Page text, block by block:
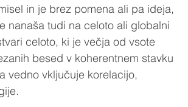
in je brez pomena ali pa ideja,
nanaša tudi na celoto ali globalni
celoto, ki je večja od vsote
besed v koherentnem stavku
vedno vključuje korelacijo,